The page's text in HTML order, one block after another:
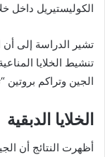
الكوليستيريل داخل
تشير الدراسة إلى أن
تنشيط الخلايا
الجين وتراكم بروتين
الخلايا الدبقية